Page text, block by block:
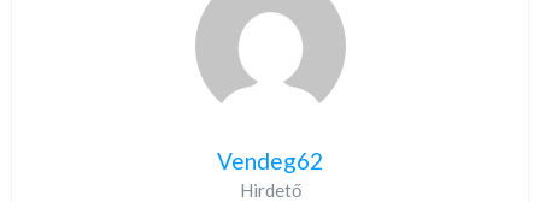
Vendeg62
Hirdető